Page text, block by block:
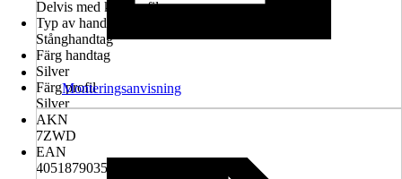
Delvis med kantprofil
Typ av handtag
Stånghandtag
Färg handtag
Silver
Färg profil
Silver
AKN
7ZWD
EAN
4051879035200
Monteringsanvisning